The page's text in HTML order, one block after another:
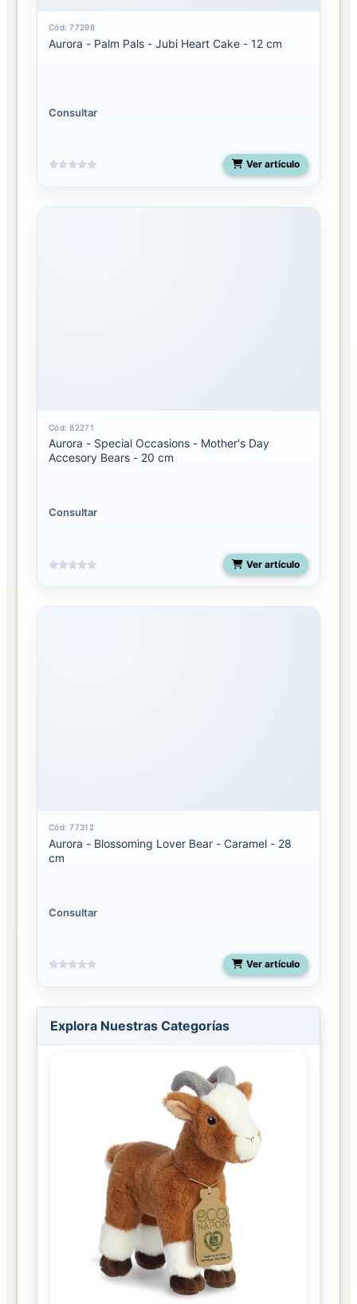
Cód: 77298
Aurora - Palm Pals - Jubi Heart Cake - 12 cm
Consultar
Ver artículo
Cód: 82271
Aurora - Special Occasions - Mother's Day
Accesory Bears - 20 cm
Consultar
Ver artículo
Cód: 77312
Aurora - Blossoming Lover Bear - Caramel - 28
cm
Consultar
Ver artículo
Explora Nuestras Categorías